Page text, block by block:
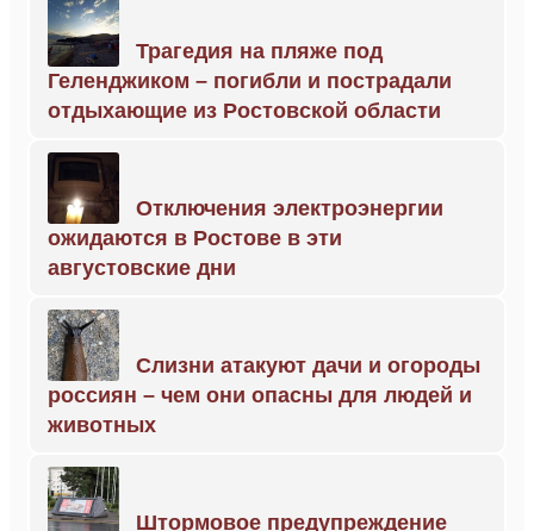
Трагедия на пляже под
Геленджиком – погибли и пострадали
отдыхающие из Ростовской области
Отключения электроэнергии
ожидаются в Ростове в эти
августовские дни
Слизни атакуют дачи и огороды
россиян – чем они опасны для людей и
животных
Штормовое предупреждение